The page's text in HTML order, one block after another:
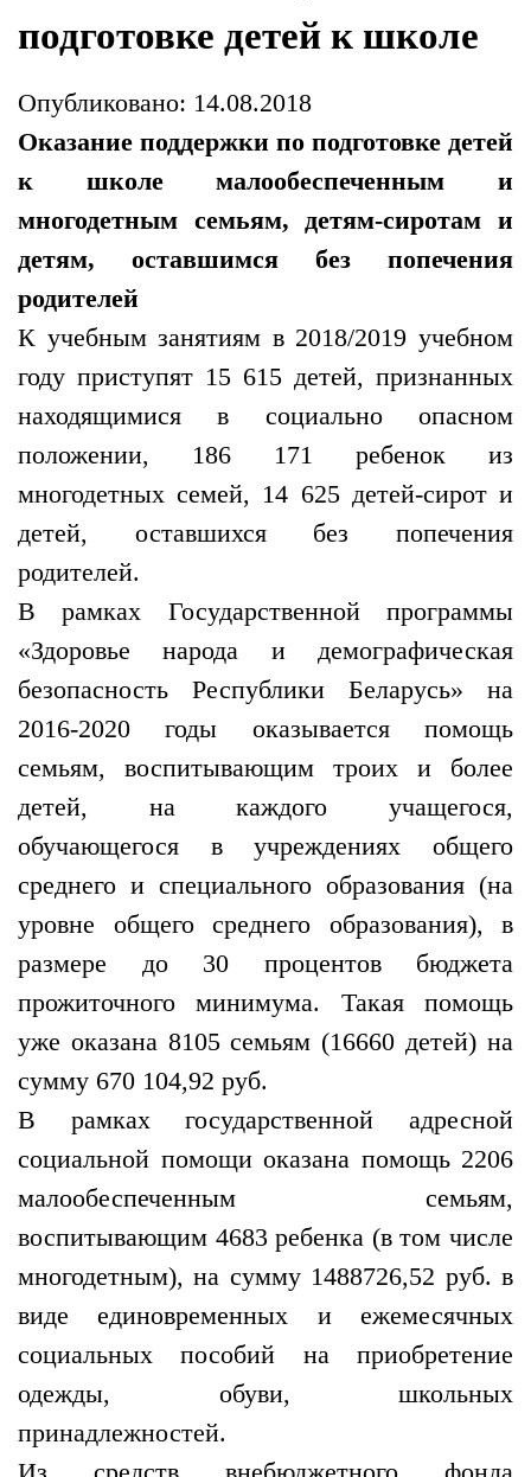
подготовке детей к школе
Опубликовано: 14.08.2018
Оказание поддержки по подготовке детей
к школе малообеспеченным и
многодетным семьям, детям-сиротам и
детям, оставшимся без попечения
родителей
К учебным занятиям в 2018/2019 учебном
году приступят 15 615 детей, признанных
находящимися в социально опасном
положении, 186 171 ребенок из
многодетных семей, 14 625 детей-сирот и
детей, оставшихся без попечения
родителей.
В рамках Государственной программы
«Здоровье народа и демографическая
безопасность Республики Беларусь» на
2016-2020 годы оказывается помощь
семьям, воспитывающим троих и более
детей, на каждого учащегося,
обучающегося в учреждениях общего
среднего и специального образования (на
уровне общего среднего образования), в
размере до 30 процентов бюджета
прожиточного минимума. Такая помощь
уже оказана 8105 семьям (16660 детей) на
сумму 670 104,92 руб.
В рамках государственной адресной
социальной помощи оказана помощь 2206
малообеспеченным семьям,
воспитывающим 4683 ребенка (в том числе
многодетным), на сумму 1488726,52 руб. в
виде единовременных и ежемесячных
социальных пособий на приобретение
одежды, обуви, школьных
принадлежностей.